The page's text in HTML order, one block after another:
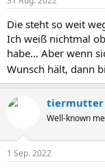
Die steht so weit
Ich weiß nichtmal
habe... Aber wenn
Wunsch hält, dann
tiermutter
Well-known
1 Sep. 2022